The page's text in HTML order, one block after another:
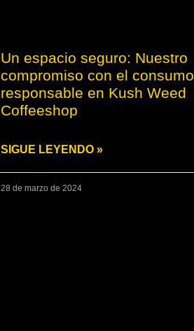
Un espacio seguro: Nuestro
compromiso con el consumo
responsable en Kush Weed
Coffeeshop
SIGUE LEYENDO »
28 de marzo de 2024